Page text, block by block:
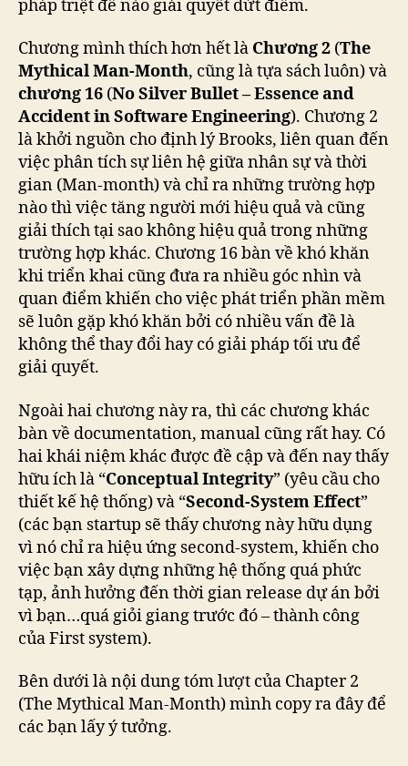
pháp triệt để nào giải quyết dứt điểm.
Chương mình thích hơn hết là Chương 2 (The
Mythical Man-Month, cũng là tựa sách luôn) và
chương 16 (No Silver Bullet – Essence and
Accident in Software Engineering). Chương 2
là khởi nguồn cho định lý Brooks, liên quan đến
việc phân tích sự liên hệ giữa nhân sự và thời
gian (Man-month) và chỉ ra những trường hợp
nào thì việc tăng người mới hiệu quả và cũng
giải thích tại sao không hiệu quả trong những
trường hợp khác. Chương 16 bàn về khó khăn
khi triển khai cũng đưa ra nhiều góc nhìn và
quan điểm khiến cho việc phát triển phần mềm
sẽ luôn gặp khó khăn bởi có nhiều vấn đề là
không thể thay đổi hay có giải pháp tối ưu để
giải quyết.
Ngoài hai chương này ra, thì các chương khác
bàn về documentation, manual cũng rất hay. Có
hai khái niệm khác được đề cập và đến nay thấy
hữu ích là “Conceptual Integrity” (yêu cầu cho
thiết kế hệ thống) và “Second-System Effect”
(các bạn startup sẽ thấy chương này hữu dụng
vì nó chỉ ra hiệu ứng second-system, khiến cho
việc bạn xây dựng những hệ thống quá phức
tạp, ảnh hưởng đến thời gian release dự án bởi
vì bạn…quá giỏi giang trước đó – thành công
của First system).
Bên dưới là nội dung tóm lượt của Chapter 2
(The Mythical Man-Month) mình copy ra đây để
các bạn lấy ý tưởng.